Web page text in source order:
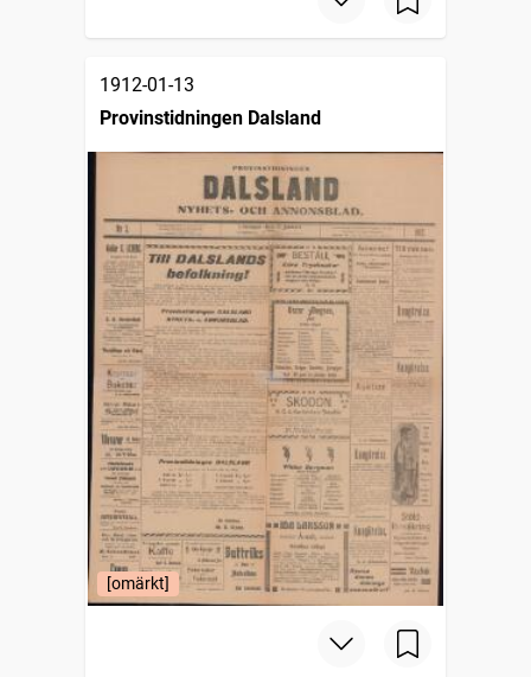
1912-01-13
Provinstidningen Dalsland
[omärkt]